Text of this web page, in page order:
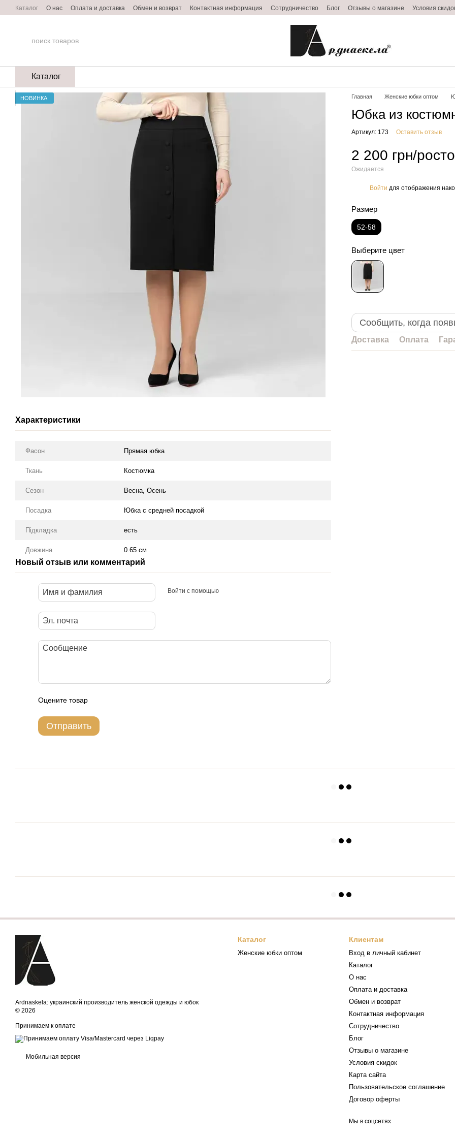
Перейти к основному контенту
Каталог О нас Оплата и доставка Обмен и возврат Контактная информация Сотрудничество Блог Отзывы о магазине
Условия
Каталог
НОВИНКА
Характеристики
Фасон Прямая юбка
Ткань Костюмка
Сезон Весна, Осень
Посадка Юбка с средней посадкой
Підкладка есть
Довжина 0.65 см
Новый отзыв или комментарий
Войти с помощью
Оцените товар
Отправить
Главная Женские юбки оптом
Юбка из
Артикул: 173 Оставить отзыв
2 200 грн/
Ожидается
Войти для отображения
Размер
52-58
Выберите цвет
Сообщить, когда
Доставка Оплата
Ardnaskela: украинский производитель женской одежды и юбок
© 2026
Принимаем к оплате
Мобильная версия
Каталог
Женские юбки оптом
Клиентам
Вход в личный кабинет
Каталог
О нас
Оплата и доставка
Обмен и возврат
Контактная информация
Сотрудничество
Блог
Отзывы о магазине
Условия скидок
Карта сайта
Пользовательское соглашение
Договор оферты
Мы в соцсетях